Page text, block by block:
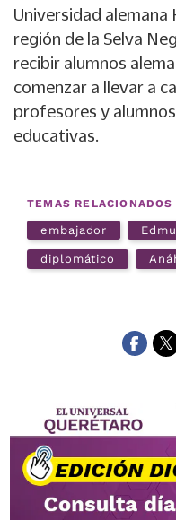
Universidad alemana
región de la Selva
recibir alumnos
comenzar a llevar a
profesores y
educativas.
TEMAS RELACIONADOS
embajador
diplomático